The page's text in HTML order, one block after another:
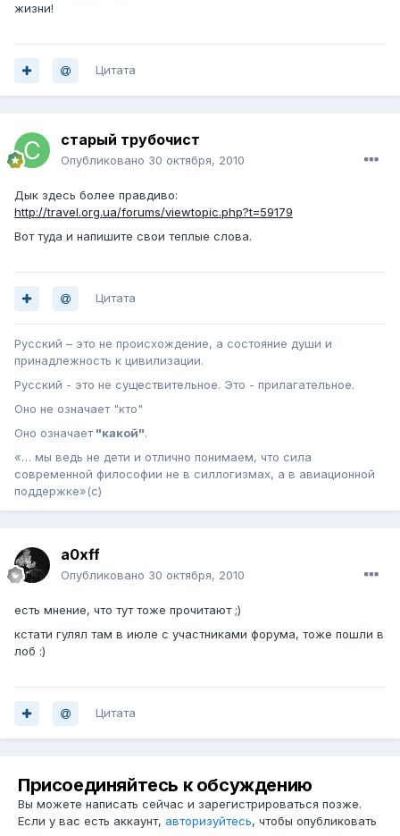
жизни!
Цитата
старый трубочист
Опубликовано 30 октября, 2010
Дык здесь более правдиво:
http://travel.org.ua/forums/viewtopic.php?t=59179
Вот туда и напишите свои теплые слова.
Цитата
Русский – это не происхождение, а состояние души и
принадлежность к цивилизации.
Русский - это не существительное. Это - прилагательное.
Оно не означает "кто"
Оно означает"какой".
«… мы ведь не дети и отлично понимаем, что сила
современной философии не в силлогизмах, а в авиационной
поддержке»(с)
a0xff
Опубликовано 30 октября, 2010
есть мнение, что тут тоже прочитают ;)
кстати гулял там в июле с участниками форума, тоже пошли в
лоб :)
Цитата
Присоединяйтесь к обсуждению
Вы можете написать сейчас и зарегистрироваться позже.
Если у вас есть аккаунт, авторизуйтесь, чтобы опубликовать